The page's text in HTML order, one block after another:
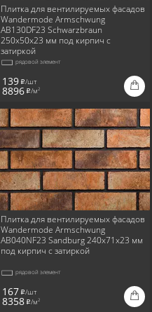
Плитка для вентилируемых фасадов
Wandermode Armschwung
AB130DF23 Schwarzbraun
250x50x23 мм под кирпич с
затиркой
рядовой элемент
139 i/шт
8896 i/м2
Плитка для вентилируемых фасадов
Wandermode Armschwung
AB040NF23 Sandburg 240x71x23 мм
под кирпич с затиркой
рядовой элемент
167 i/шт
8358 i/м2